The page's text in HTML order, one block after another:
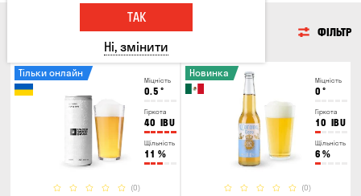
ФІЛЬТР
Міцність
0.5 °
Гіркота
40 IBU
Щільність
11 %
(0)
Тільки онлайн
Міцність
0 °
Гіркота
10 IBU
Щільність
6 %
(0)
Новинка
ТАК
Ні, змінити